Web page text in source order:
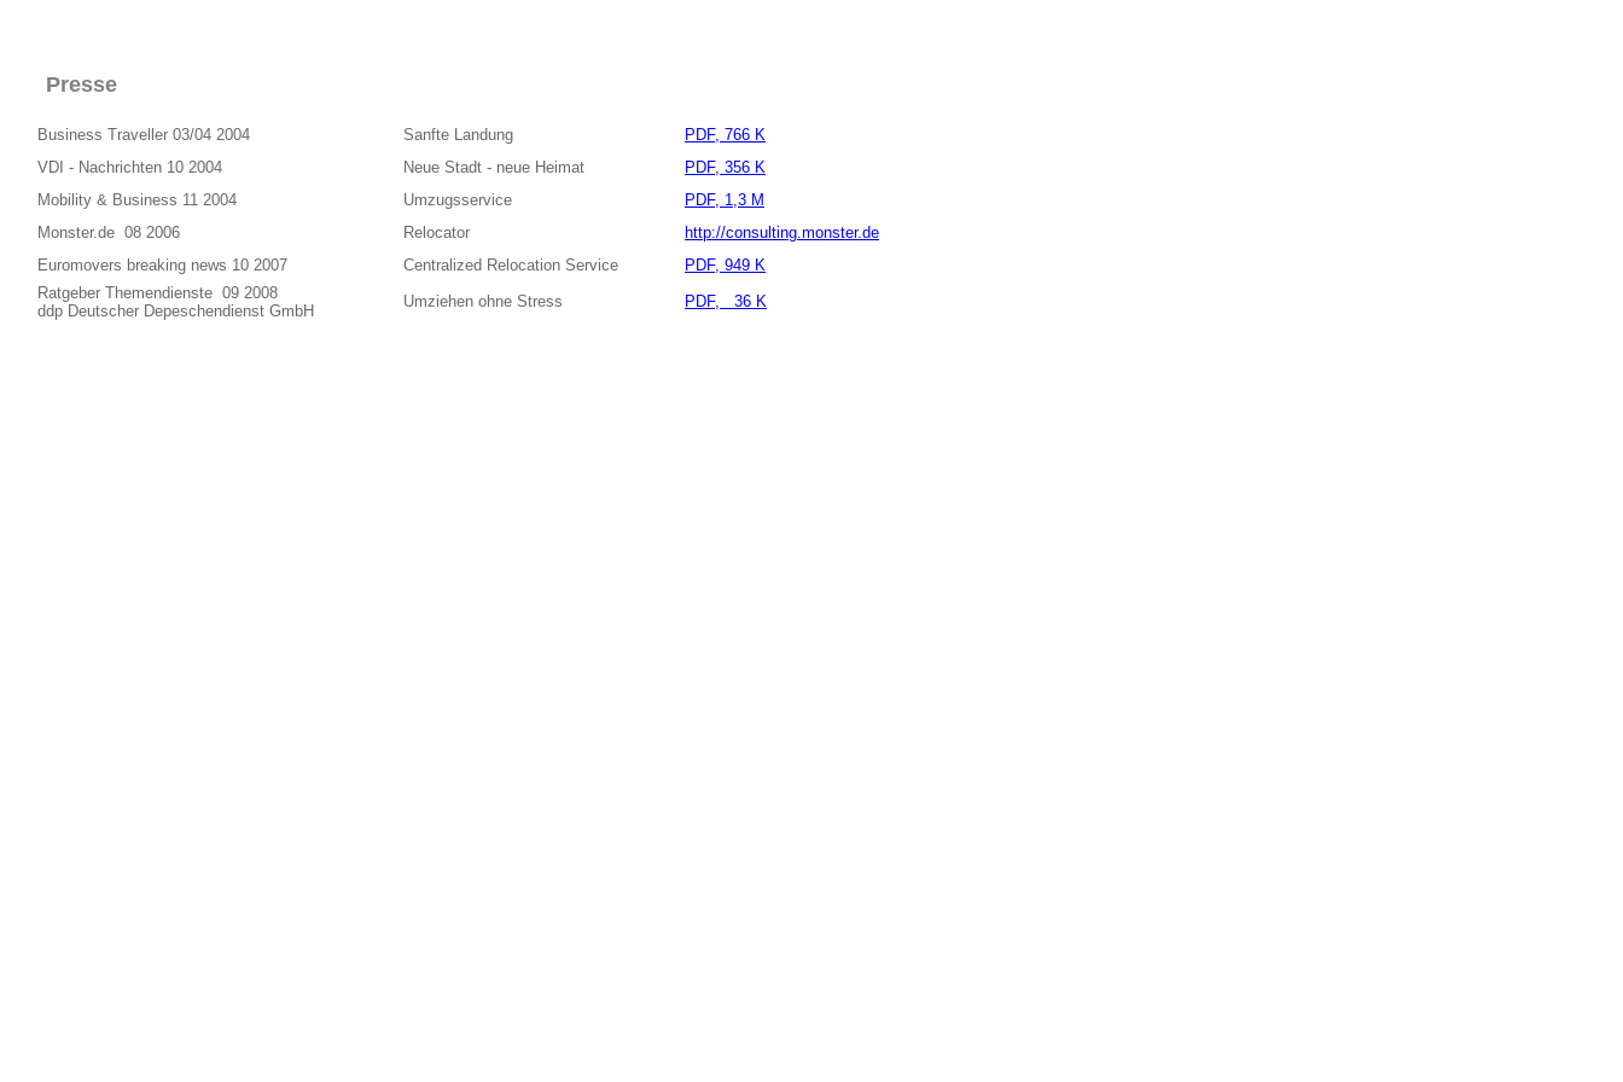
Presse
Business Traveller 03/04 2004 Sanfte Landung
PDF, 766 K
VDI - Nachrichten 10 2004
Neue Stadt - neue Heimat
PDF, 356 K
Mobility & Business 11 2004
Umzugsservice
PDF, 1,3 M
Monster.de 08 2006
Relocator
http://consulting.monster.de
Euromovers breaking news 10 2007
Centralized Relocation Service
PDF, 949 K
Ratgeber Themendienste 09 2008
ddp Deutscher Depeschendienst GmbH
Umziehen ohne Stress PDF, 36 K